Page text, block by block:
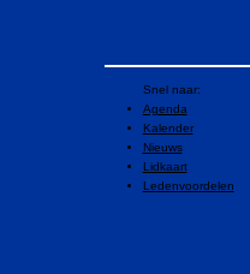
Snel naar:
Agenda
Kalender
Nieuws
Lidkaart
Ledenvoordelen